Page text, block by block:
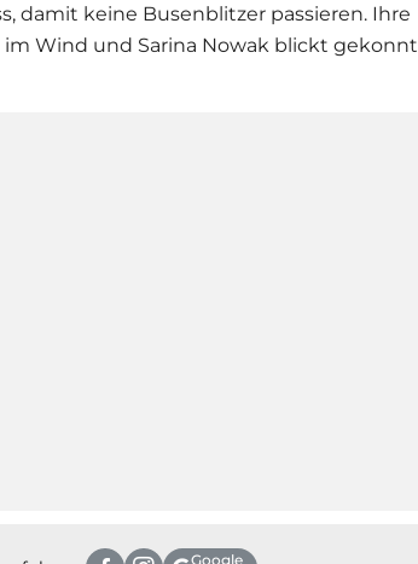
damit keine Busenblitzer passieren. Ihre
im Wind und Sarina Nowak blickt gekonnt
Google